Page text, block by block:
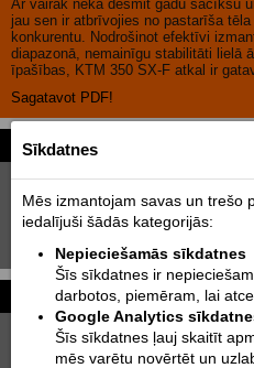
Ar vairāk nekā desmit gadu sacīkšu
jau sen ir atbrīvojies no pastarīša
konkurentu. Nodrošinot efektīvi
diapazonā, nemainīgu stabilitāti lielā
īpašības, KTM 350 SX-F atkal ir
Sagatavot PDF!
Attēli
Cena un līzinga kalkulators
Cena sākot no:10980EUR
Sīkdatnes
Mēs izmantojam savas un trešo
iedalījuši šādās kategorijās:
Nepieciešamās sīkdatnes
Šīs sīkdatnes ir
darbotos, piemēram, lai
Google Analytics
Šīs sīkdatnes ļauj skaitīt
mēs varētu novērtēt un